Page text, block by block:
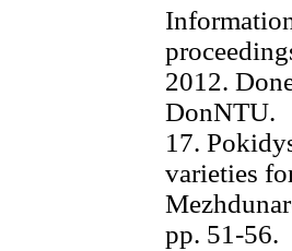
2012.
DonNTU.
17.
varieties
pp. 51-56.